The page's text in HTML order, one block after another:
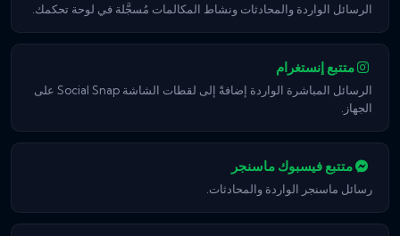
الرسائل الواردة والمحادثات ونشاط المكالمات مُسجَّلة في لوحة تحكمك.
متتبع إنستغرام
الرسائل المباشرة الواردة إضافةً إلى لقطات الشاشة Social Snap على
الجهاز.
متتبع فيسبوك ماسنجر
رسائل ماسنجر الواردة والمحادثات.